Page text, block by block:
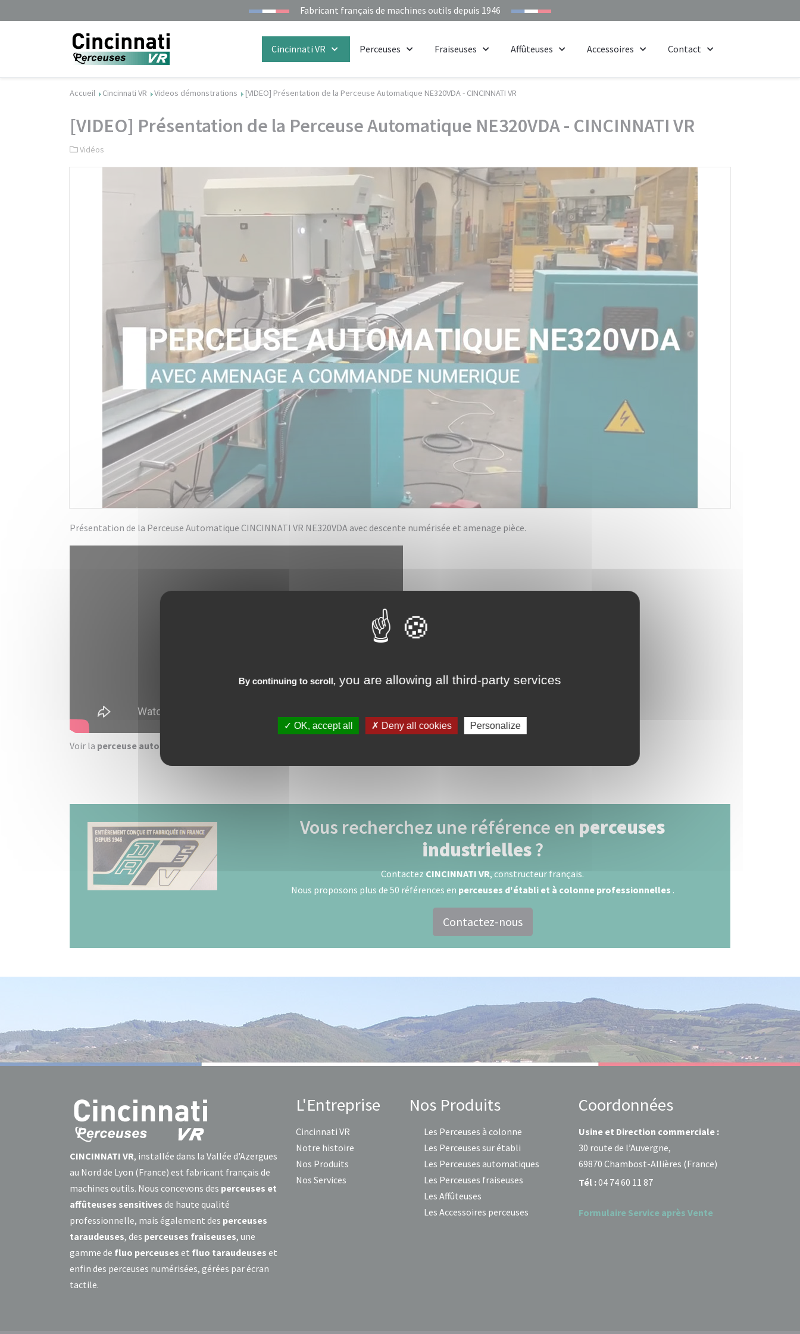
Fabricant français de machines outils depuis 1946
Cincinnati VR Perceuses Fraiseuses Affûteuses Accessoires Contact
Accueil Cincinnati VR Videos démonstrations [VIDEO] Présentation de la Perceuse Automatique NE320VDA - CINCINNATI VR
[VIDEO] Présentation de la Perceuse Automatique NE320VDA - CINCINNATI VR
Vidéos
Présentation de la Perceuse Automatique CINCINNATI VR NE320VDA avec descente numérisée et amenage pièce.
Voir la perceuse automatique NE320VDA
Vous recherchez une référence en perceuses
industrielles?
Contactez CINCINNATI VR, constructeur français.
Nous proposons plus de 50 références en perceuses d'établi et à colonne professionnelles .
Contactez-nous
CINCINNATI VR, installée dans la Vallée d'Azergues
au Nord de Lyon (France) est fabricant français de
machines outils. Nous concevons des perceuses et
affûteuses sensitives de haute qualité
professionnelle, mais également des perceuses
taraudeuses, des perceuses fraiseuses, une
gamme de fluo perceuses et fluo taraudeuses et
enfin des perceuses numérisées, gérées par écran
tactile.
L'Entreprise
Cincinnati VR
Notre histoire
Nos Produits
Nos Services
Nos Produits
Les Perceuses à colonne
Les Perceuses sur établi
Les Perceuses automatiques
Les Perceuses fraiseuses
Les Affûteuses
Les Accessoires perceuses
Coordonnées
Usine et Direction commerciale :
30 route de l’Auvergne,
69870 Chambost-Allières (France)
Tél :04 74 60 11 87
Formulaire Service après Vente
By continuing to scroll,you are allowing all third-party services
OK, accept all Deny all cookies Personalize